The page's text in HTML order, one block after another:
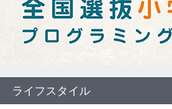
ライフスタイル